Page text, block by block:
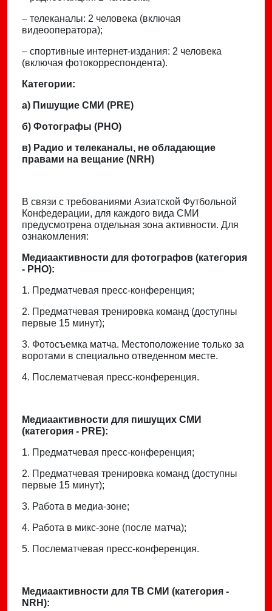
– телеканалы: 2 человека (включая
видеооператора);
– спортивные интернет-издания: 2 человека
(включая фотокорреспондента).
Категории:
а) Пишущие СМИ (PRE)
б) Фотографы (PHO)
в) Радио и телеканалы, не обладающие
правами на вещание (NRH)
В связи с требованиями Азиатской Футбольной
Конфедерации, для каждого вида СМИ
предусмотрена отдельная зона активности. Для
ознакомления:
Медиаактивности для фотографов (категория
- PHO):
1. Предматчевая пресс-конференция;
2. Предматчевая тренировка команд (доступны
первые 15 минут);
3. Фотосъемка матча. Местоположение только за
воротами в специально отведенном месте.
4. Послематчевая пресс-конференция.
Медиаактивности для пишущих СМИ
(категория - PRE):
1. Предматчевая пресс-конференция;
2. Предматчевая тренировка команд (доступны
первые 15 минут);
3. Работа в медиа-зоне;
4. Работа в микс-зоне (после матча);
5. Послематчевая пресс-конференция.
Медиаактивности для ТВ СМИ (категория -
NRH):